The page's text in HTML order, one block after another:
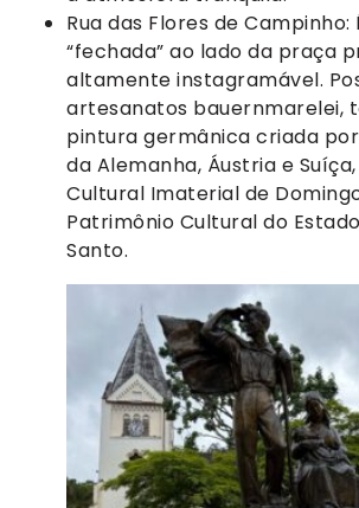
Rua das Flores de Campinho:
“fechada” ao lado da praça
altamente instagramável.
artesanatos bauernmarelei,
pintura germânica criada
da Alemanha, Áustria e
Cultural Imaterial de
Patrimônio Cultural do
Santo.